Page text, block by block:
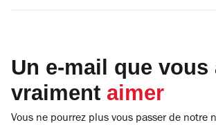
Un e-mail que vous
vraiment aimer
Vous ne pourrez plus vous passer de notre